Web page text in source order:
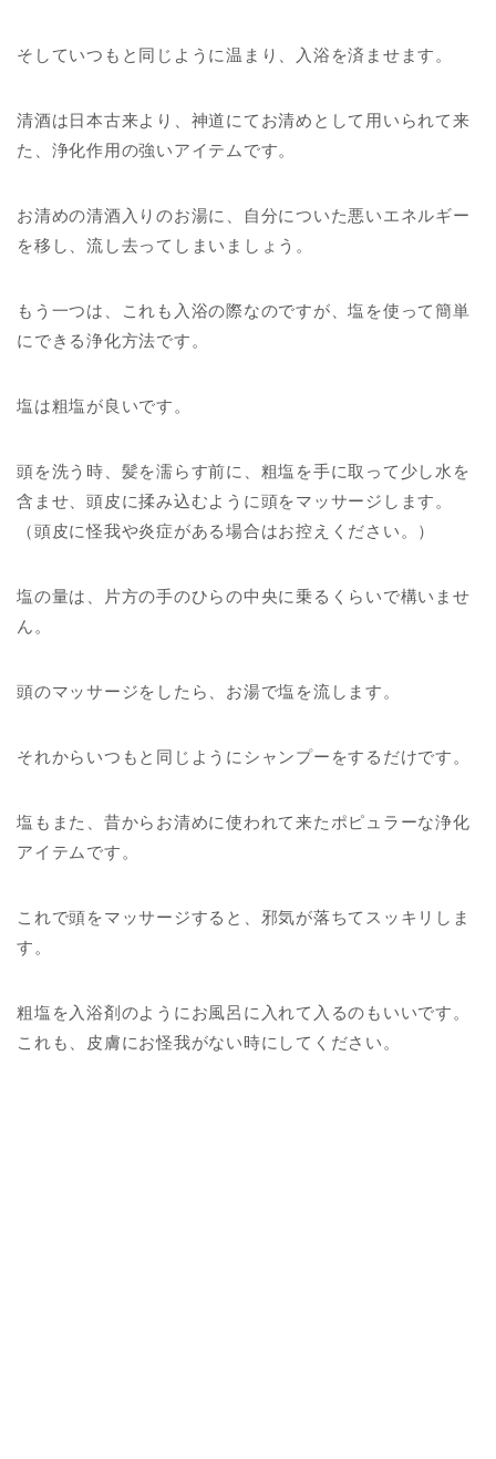
そしていつもと同じように温まり、入浴を済ませます。
清酒は日本古来より、神道にてお清めとして用いられて来
た、浄化作用の強いアイテムです。
お清めの清酒入りのお湯に、自分についた悪いエネルギー
を移し、流し去ってしまいましょう。
もう一つは、これも入浴の際なのですが、塩を使って簡単
にできる浄化方法です。
塩は粗塩が良いです。
頭を洗う時、髪を濡らす前に、粗塩を手に取って少し水を
含ませ、頭皮に揉み込むように頭をマッサージします。
（頭皮に怪我や炎症がある場合はお控えください。）
塩の量は、片方の手のひらの中央に乗るくらいで構いませ
ん。
頭のマッサージをしたら、お湯で塩を流します。
それからいつもと同じようにシャンプーをするだけです。
塩もまた、昔からお清めに使われて来たポピュラーな浄化
アイテムです。
これで頭をマッサージすると、邪気が落ちてスッキリしま
す。
粗塩を入浴剤のようにお風呂に入れて入るのもいいです。
これも、皮膚にお怪我がない時にしてください。